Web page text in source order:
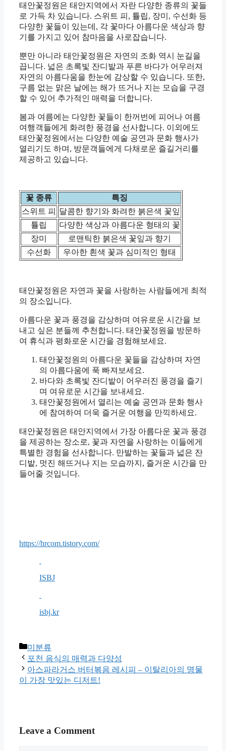
태안꽃정원은 태안지역에서 자란 다양한 종류의 꽃들
로 가득 차 있습니다. 스위트 피, 튤립, 장미, 수선화 등
다양한 꽃들이 있는데, 각 꽃마다 아름다운 색상과 향
기를 가지고 있어 참마음을 사로잡습니다.
뿐만 아니라 태안꽃정원은 자연의 조화 역시 눈길을
끕니다. 넓은 초록빛 잔디밭과 푸른 바다가 어우러져
자연의 아름다움을 한눈에 감상할 수 있습니다. 또한,
구름 없는 맑은 날에는 해가 뜨거나 지는 모습을 구경
할 수 있어 추가적인 매력을 더합니다.
봄과 여름에는 다양한 꽃들이 한꺼번에 피어나 여름
여행객들에게 화려한 풍경을 선사합니다. 이외에도
태안꽃정원에서는 다양한 예술 공연과 문화 행사가
열리기도 하며, 방문객들에게 다채로운 즐길거리를
제공하고 있습니다.
꽃 종류
특징
스위트 피
달콤한 향기와 화려한 붉은색 꽃잎
튤립
다양한 색상과 아름다운 형태의 꽃
장미
로맨틱한 붉은색 꽃잎과 향기
수선화
우아한 흰색 꽃과 심미적인 형태
태안꽃정원은 자연과 꽃을 사랑하는 사람들에게 최적
의 장소입니다.
아름다운 꽃과 풍경을 감상하며 여유로운 시간을 보
내고 싶은 분들께 추천합니다. 태안꽃정원을 방문하
여 휴식과 평화로운 시간을 경험해보세요.
태안꽃정원의 아름다운 꽃들을 감상하며 자연
의 아름다움에 푹 빠져보세요.
바다와 초록빛 잔디밭이 어우러진 풍경을 즐기
며 여유로운 시간을 보내세요.
태안꽃정원에서 열리는 예술 공연과 문화 행사
에 참여하여 더욱 즐거운 여행을 만끽하세요.
태안꽃정원은 태안지역에서 가장 아름다운 꽃과 풍경
을 제공하는 장소로, 꽃과 자연을 사랑하는 이들에게
특별한 경험을 선사합니다. 만발하는 꽃들과 넓은 잔
디밭, 멋진 해뜨거나 지는 모습까지, 즐거운 시간을 만
들어줄 것입니다.
https://hrcom.tistory.com/
ISBJ
isbj.kr
Categories
미분류
포천 음식의 매력과 다양성
아스파라거스 버터볶음 레시피 – 이탈리아의 명물
이 가장 맛있는 디저트!
Leave a Comment